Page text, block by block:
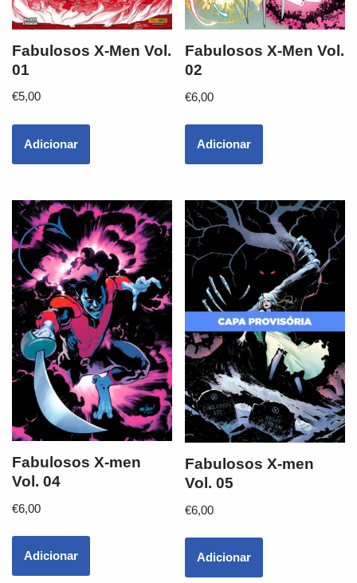
Fabulosos X-Men Vol.
01
€5,00
Adicionar
Fabulosos X-Men Vol.
02
€6,00
Adicionar
Fabulosos X-men
Vol. 04
€6,00
Adicionar
Fabulosos X-men
Vol. 05
€6,00
Adicionar